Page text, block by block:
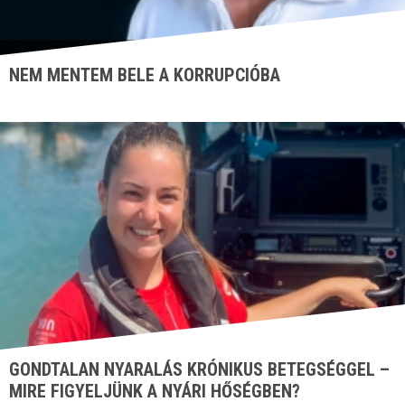
NEM MENTEM BELE A KORRUPCIÓBA
GONDTALAN NYARALÁS KRÓNIKUS BETEGSÉGGEL –
MIRE FIGYELJÜNK A NYÁRI HŐSÉGBEN?